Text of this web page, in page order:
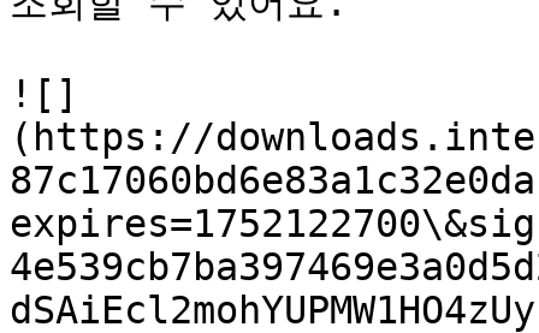
![]
(https://